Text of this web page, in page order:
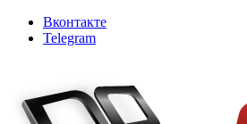
Вконтакте
Telegram